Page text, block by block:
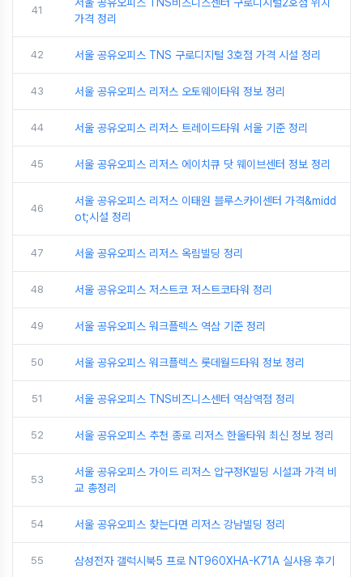
41
가격 정리
42 서울 공유오피스 TNS 구로디지털 3호점 가격 시설 정리
43 서울 공유오피스 리저스 오토웨이타워 정보 정리
44 서울 공유오피스 리저스 트레이드타워 서울 기준 정리
45 서울 공유오피스 리저스 에이치큐 닷 웨이브센터 정보 정리
46
서울 공유오피스 리저스 이태원 블루스카이센터 가격&midd
ot;시설 정리
47 서울 공유오피스 리저스 옥림빌딩 정리
48 서울 공유오피스 저스트코 저스트코타워 정리
49 서울 공유오피스 워크플렉스 역삼 기준 정리
50 서울 공유오피스 워크플렉스 롯데월드타워 정보 정리
51 서울 공유오피스 TNS비즈니스센터 역삼역점 정리
52 서울 공유오피스 추천 종로 리저스 한올타워 최신 정보 정리
53
서울 공유오피스 가이드 리저스 압구정K빌딩 시설과 가격 비
교 총정리
54 서울 공유오피스 찾는다면 리저스 강남빌딩 정리
55 삼성전자 갤럭시북5 프로 NT960XHA-K71A 실사용 후기